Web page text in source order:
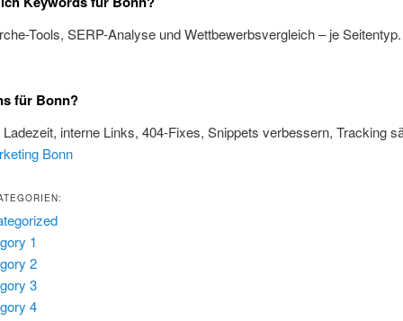
Tools, SERP-Analyse und Wettbewerbsvergleich – je
für Bonn?
interne Links, 404-Fixes, Snippets verbessern, Tracking
Bonn
1
2
3
4